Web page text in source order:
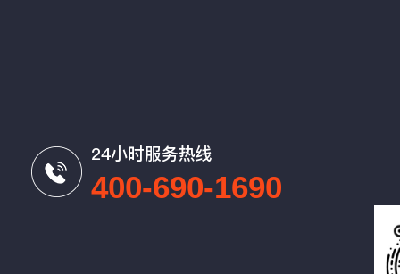
24小时服务热线
400-690-1690